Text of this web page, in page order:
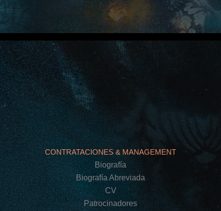
CONTRATACIONES & MANAGEMENT
Biografía
Biografía Abreviada
CV
Patrocinadores